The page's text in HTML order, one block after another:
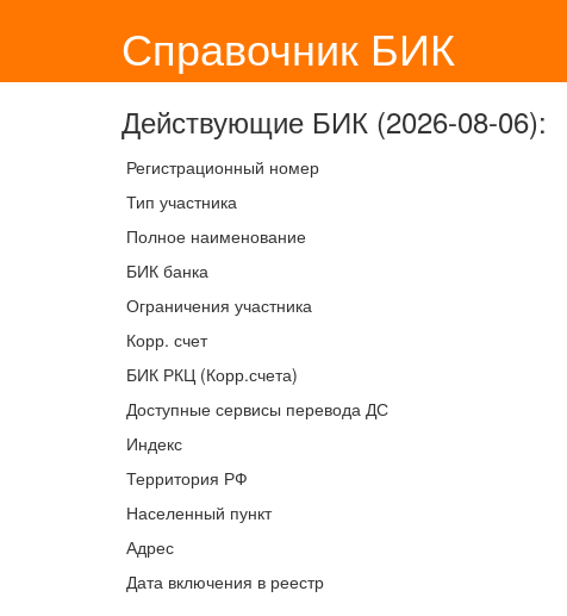
Справочник БИК
Действующие БИК (2026-08-06):
Регистрационный номер
Тип участника
Полное наименование
БИК банка
Ограничения участника
Корр. счет
БИК РКЦ (Корр.счета)
Доступные сервисы перевода ДС
Индекс
Территория РФ
Населенный пункт
Адрес
Дата включения в реестр